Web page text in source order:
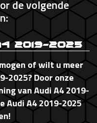
de volgende
2019-2025
of wilt u meer
2025? Door onze
van Audi A4 2019-
Audi A4 2019-2025